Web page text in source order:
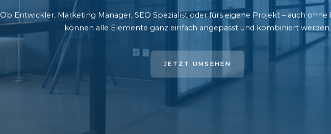
Ob Entwickler, Marketing Manager, SEO Spezialist oder fürs eigene Projekt – auch ohne
können alle Elemente ganz einfach angepasst und kombiniert werden.
JETZT UMSEHEN